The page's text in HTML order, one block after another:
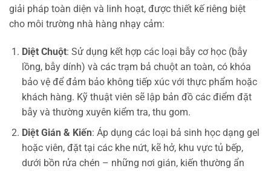
giải pháp toàn diện và linh hoạt, được thiết kế riêng biệt
cho môi trường nhà hàng nhạy cảm:
Diệt Chuột: Sử dụng kết hợp các loại bẫy cơ học (bẫy
lồng, bẫy dính) và các trạm bả chuột an toàn, có khóa
bảo vệ để đảm bảo không tiếp xúc với thực phẩm hoặc
khách hàng. Kỹ thuật viên sẽ lập bản đồ các điểm đặt
bẫy và thường xuyên kiểm tra, thu gom.
Diệt Gián & Kiến: Áp dụng các loại bả sinh học dạng gel
hoặc viên, đặt tại các khe nứt, kẽ hở, khu vực tủ bếp,
dưới bồn rửa chén – những nơi gián, kiến thường ẩn